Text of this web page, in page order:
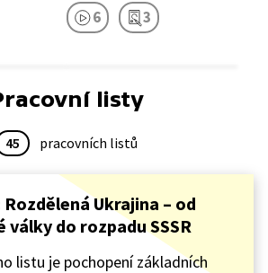
6 3
listy
45 pracovních listů
Ukrajina – od
války do rozpadu SSSR
listu je pochopení základních